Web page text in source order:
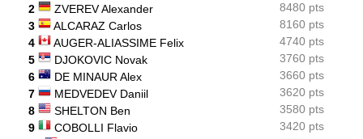
06/08
ATP - Montréal
Alexander Zverev : "Je ne pensais pas non plus jouer aussi mal"
2
ZVEREV Alexander
8480 pts
3
ALCARAZ Carlos
8160 pts
4
AUGER-ALIASSIME Felix
4740 pts
5
DJOKOVIC Novak
3760 pts
6
DE MINAUR Alex
3660 pts
7
MEDVEDEV Daniil
3620 pts
8
SHELTON Ben
3580 pts
9
COBOLLI Flavio
3420 pts